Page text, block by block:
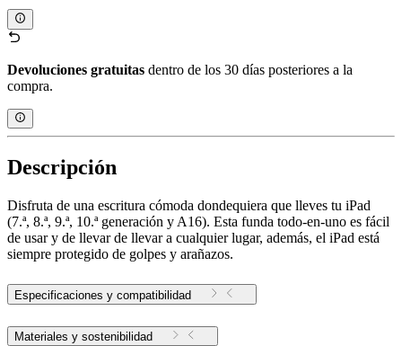
Devoluciones gratuitas dentro de los 30 días posteriores a la
compra.
Descripción
Disfruta de una escritura cómoda dondequiera que lleves tu iPad
(7.ª, 8.ª, 9.ª, 10.ª generación y A16). Esta funda todo-en-uno es fácil
de usar y de llevar de llevar a cualquier lugar, además, el iPad está
siempre protegido de golpes y arañazos.
Especificaciones y compatibilidad
Materiales y sostenibilidad